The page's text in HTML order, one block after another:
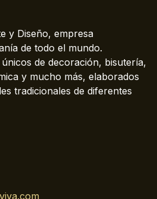
y Diseño, empresa
de todo el mundo.
de decoración, bisutería,
y mucho más, elaborados
tradicionales de diferentes